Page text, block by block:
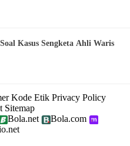
Kasus Sengketa Ahli Waris
Kode Etik Privacy Policy
Sitemap
Bola.net
Bola.com